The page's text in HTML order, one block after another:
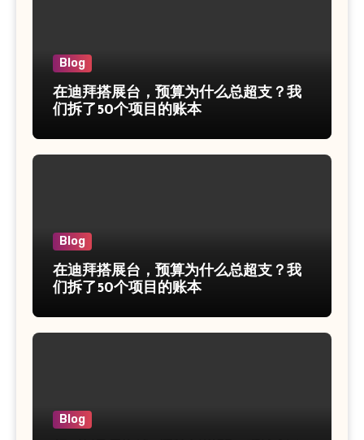
Blog
在迪拜搭展台，预算为什么总超支？我
们拆了50个项目的账本
Blog
在迪拜搭展台，预算为什么总超支？我
们拆了50个项目的账本
Blog